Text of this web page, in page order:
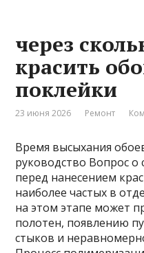
через
красить
поклейки
23 июня 2026 Ремонт
Время высыхания
руководство Вопрос о
перед нанесением
наиболее частых в
на этом этапе может
полотен, появлению
стыков и